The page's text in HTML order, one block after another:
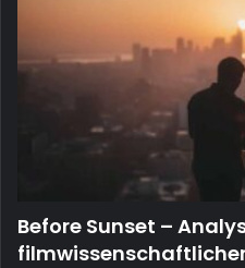
Before Sunset –